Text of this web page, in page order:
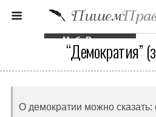
Моб. Версия
“Демократия”
О демократии можно сказать: